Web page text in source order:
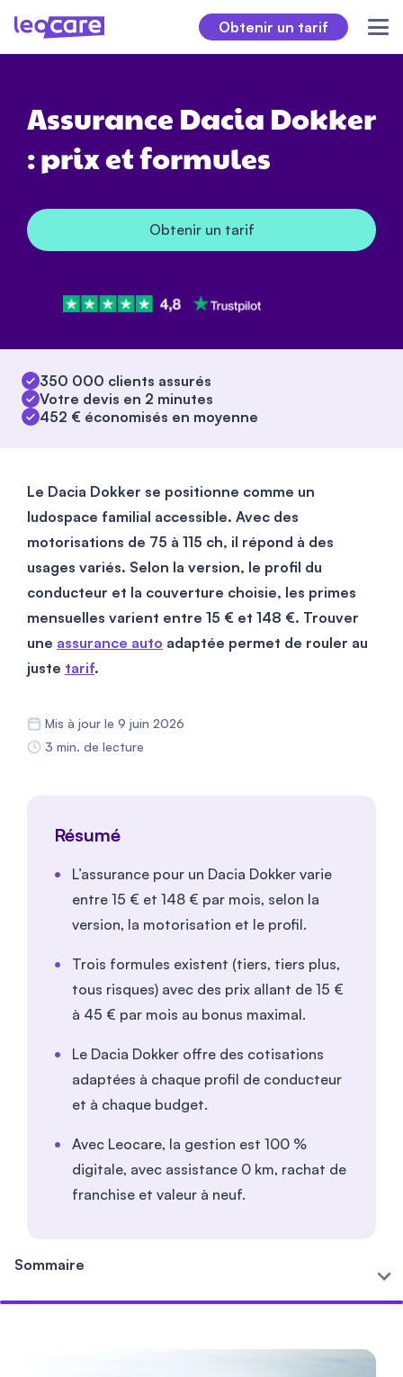
Obtenir un tarif
Assurance Dacia Dokker
: prix et formules
Obtenir un tarif
350 000 clients assurés
Votre devis en 2 minutes
452 € économisés en moyenne
Le Dacia Dokker se positionne comme un
ludospace familial accessible. Avec des
motorisations de 75 à 115 ch, il répond à des
usages variés. Selon la version, le profil du
conducteur et la couverture choisie, les primes
mensuelles varient entre 15 € et 148 €. Trouver
une assurance auto adaptée permet de rouler au
juste tarif.
Mis à jour le 9 juin 2026
3 min. de lecture
Résumé
L’assurance pour un Dacia Dokker varie
entre 15 € et 148 € par mois, selon la
version, la motorisation et le profil.
Trois formules existent (tiers, tiers plus,
tous risques) avec des prix allant de 15 €
à 45 € par mois au bonus maximal.
Le Dacia Dokker offre des cotisations
adaptées à chaque profil de conducteur
et à chaque budget.
Avec Leocare, la gestion est 100 %
digitale, avec assistance 0 km, rachat de
franchise et valeur à neuf.
Sommaire